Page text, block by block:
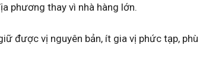
phương thay vì nhà hàng lớn.
được vị nguyên bản, ít gia vị phức tạp, phù